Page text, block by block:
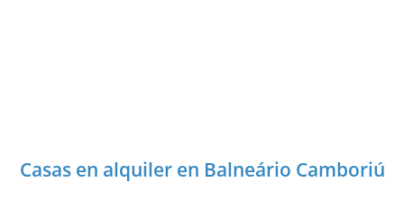
Casas en alquiler en Balneário Camboriú